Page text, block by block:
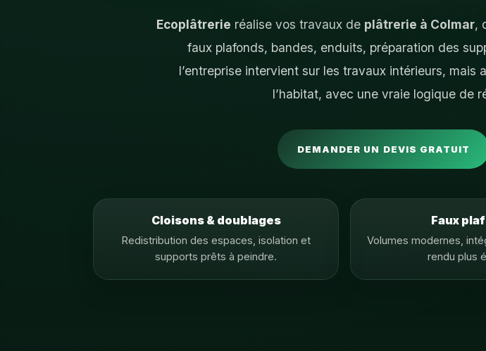
Ecoplâtrerie réalise vos travaux de plâtrerie à Colmar,
faux plafonds, bandes, enduits, préparation des
l’entreprise intervient sur les travaux intérieurs, mais
l’habitat, avec une vraie logique de
DEMANDER UN DEVIS GRATUIT
Cloisons & doublages
Redistribution des espaces, isolation et
supports prêts à peindre.
Faux
Volumes modernes,
rendu plus